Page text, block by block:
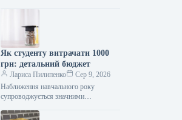
неможливість повернення акційних
товарів. Такі обмеження…
Як студенту витрачати 1000
грн: детальний бюджет
Лариса Пилипенко
Сер 9, 2026
Наближення навчального року
супроводжується значними
Оплата проживання, транспорт,